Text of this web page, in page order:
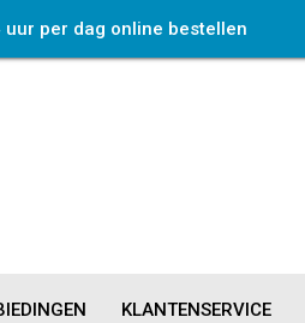
uur per dag online bestellen
KLANTENSERVICE